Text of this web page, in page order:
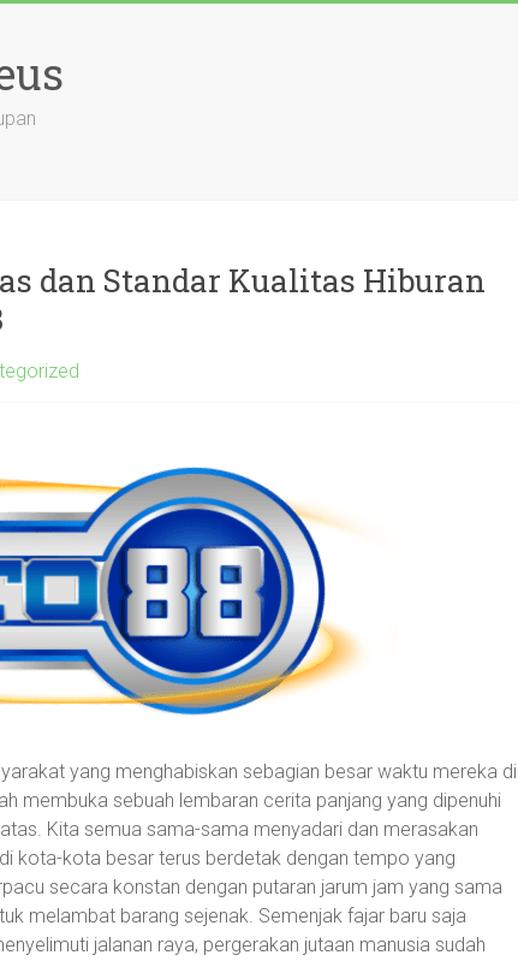
dan Standar Kualitas Hiburan
yang menghabiskan sebagian besar waktu mereka di
membuka sebuah lembaran cerita panjang yang dipenuhi
Kita semua sama-sama menyadari dan merasakan
kota-kota besar terus berdetak dengan tempo yang
secara konstan dengan putaran jarum jam yang sama
melambat barang sejenak. Semenjak fajar baru saja
jalanan raya, pergerakan jutaan manusia sudah